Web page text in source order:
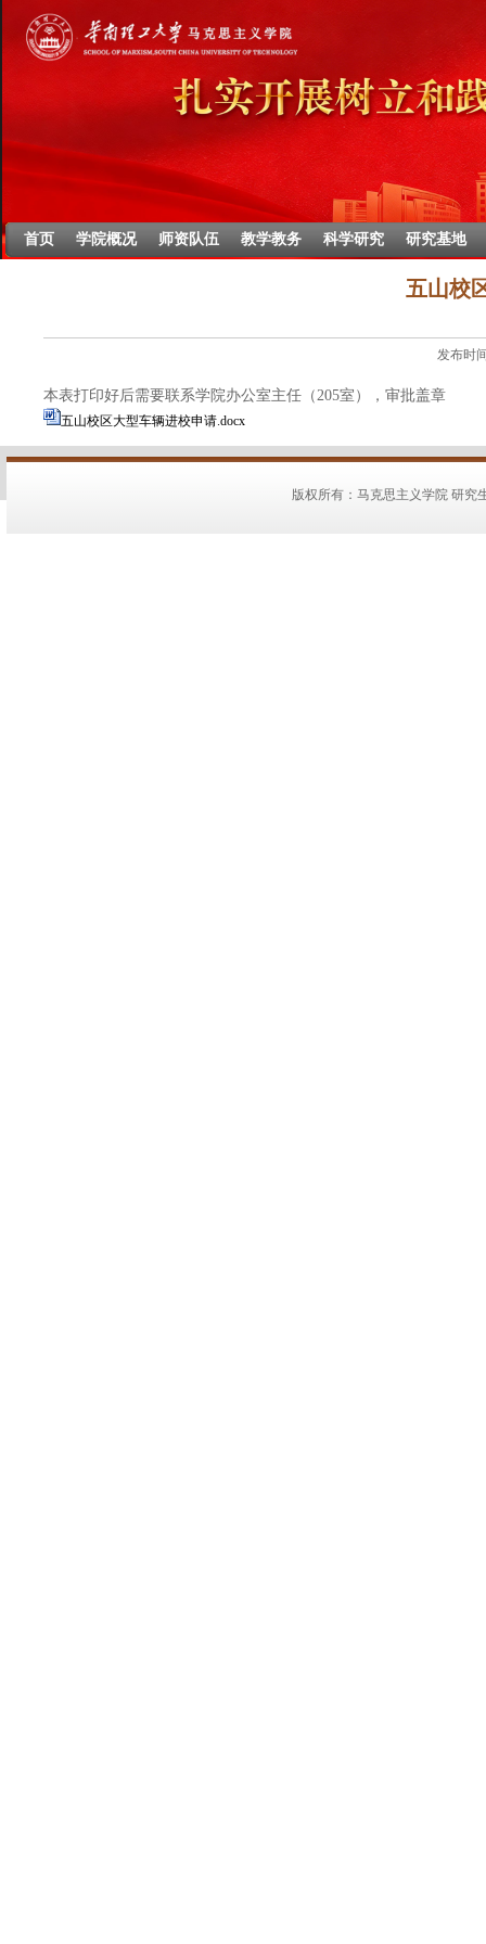
首页 学院概况 师资队伍 教学教务 科学研究 研究基地
五山校
发布时
本表打印好后需要联系学院办公室主任（205室），审批盖章
五山校区大型车辆进校申请.docx
版权所有：马克思主义学院 研究